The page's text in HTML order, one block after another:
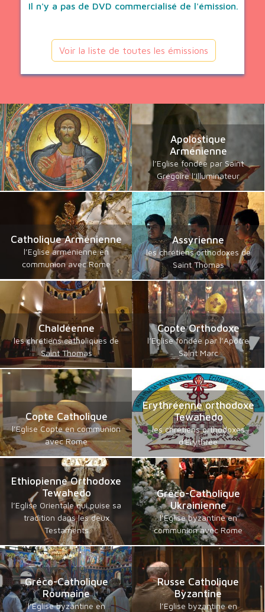
Il n'y a pas de DVD commercialisé de l'émission.
Voir la liste de toutes les émissions
Apolostique
Arménienne
l’Eglise fondée par Saint
Grégoire l’Illuminateur
Catholique Arménienne
l’Eglise arménienne en
communion avec Rome
Assyrienne
les chrétiens orthodoxes de
Saint Thomas
Chaldéenne
les chrétiens catholiques de
Saint Thomas
Copte Orthodoxe
l’Eglise fondée par l’Apôtre
Saint Marc
Copte Catholique
l’Eglise Copte en communion
avec Rome
Erythréenne orthodoxe
Tewahedo
les chrétiens orthodoxes
d'Erythrée
Ethiopienne Orthodoxe
Tewahedo
l’Eglise Orientale qui puise sa
tradition dans les deux
Testaments
Gréco-Catholique
Ukrainienne
l’Eglise byzantine en
communion avec Rome
Gréco-Catholique
Roumaine
l’Eglise byzantine en
Russe Catholique
Byzantine
l’Eglise byzantine en